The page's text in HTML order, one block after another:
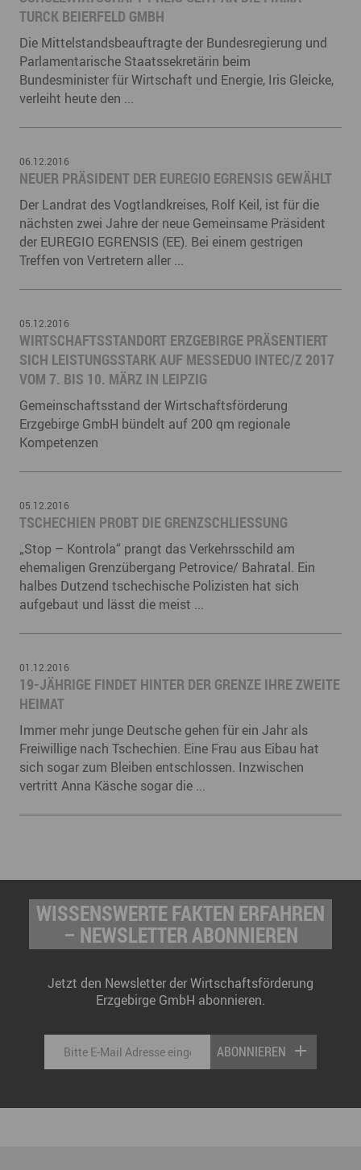
TURCK BEIERFELD GMBH
Die Mittelstandsbeauftragte der Bundesregierung und
Parlamentarische Staatssekretärin beim
Bundesminister für Wirtschaft und Energie, Iris Gleicke,
verleiht heute den ...
06.12.2016
NEUER PRÄSIDENT DER EUREGIO EGRENSIS GEWÄHLT
Der Landrat des Vogtlandkreises, Rolf Keil, ist für die
nächsten zwei Jahre der neue Gemeinsame Präsident
der EUREGIO EGRENSIS (EE). Bei einem gestrigen
Treffen von Vertretern aller ...
05.12.2016
WIRTSCHAFTSSTANDORT ERZGEBIRGE PRÄSENTIERT
SICH LEISTUNGSSTARK AUF MESSEDUO INTEC/Z 2017
VOM 7. BIS 10. MÄRZ IN LEIPZIG
Gemeinschaftsstand der Wirtschaftsförderung
Erzgebirge GmbH bündelt auf 200 qm regionale
Kompetenzen
05.12.2016
TSCHECHIEN PROBT DIE GRENZSCHLIESSUNG
„Stop – Kontrola“ prangt das Verkehrsschild am
ehemaligen Grenzübergang Petrovice/ Bahratal. Ein
halbes Dutzend tschechische Polizisten hat sich
aufgebaut und lässt die meist ...
01.12.2016
19-JÄHRIGE FINDET HINTER DER GRENZE IHRE ZWEITE
HEIMAT
Immer mehr junge Deutsche gehen für ein Jahr als
Freiwillige nach Tschechien. Eine Frau aus Eibau hat
sich sogar zum Bleiben entschlossen. Inzwischen
vertritt Anna Käsche sogar die ...
WISSENSWERTE FAKTEN ERFAHREN
– NEWSLETTER ABONNIEREN
Jetzt den Newsletter der Wirtschaftsförderung
Erzgebirge GmbH abonnieren.
ABONNIEREN